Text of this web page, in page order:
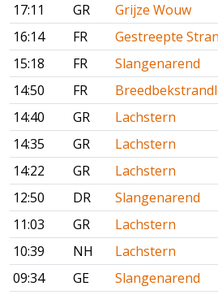
17:11
GR
Grijze Wouw
16:14
FR
Gestreepte
15:18
FR
Slangenarend
14:50
FR
14:40
GR
Lachstern
14:35
GR
Lachstern
14:22
GR
Lachstern
12:50
DR
Slangenarend
11:03
GR
Lachstern
10:39
NH
Lachstern
09:34
GE
Slangenarend